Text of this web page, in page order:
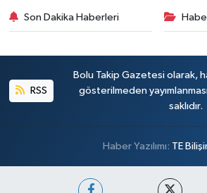
Son Dakika Haberleri
RSS
Bolu Takip Gazetesi olarak,
gösterilmeden
saklıdır.
Haber Yazılımı: TE